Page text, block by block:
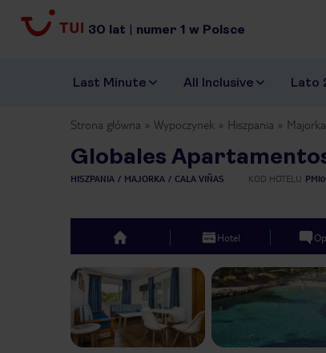
30 lat | numer 1 w Polsce
Last Minute All Inclusive Lato
Strona główna Wypoczynek Hiszpania Majorka
Globales
HISZPANIA MAJORKA CALA VIÑAS KOD HOTELU
top Hotel
Previous slide